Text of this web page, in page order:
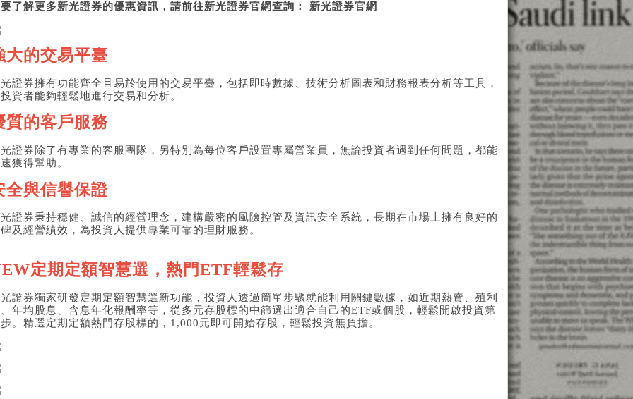
了解更多新光證券的優惠資訊，請前往新光證券官網查詢： 新光證券官網
大的交易平臺
證券擁有功能齊全且易於使用的交易平臺，包括即時數據、技術分析圖表和財務報表分析等工具，
資者能夠輕鬆地進行交易和分析。
質的客戶服務
證券除了有專業的客服團隊，另特別為每位客戶設置專屬營業員，無論投資者遇到任何問題，都能
獲得幫助。
全與信譽保證
證券秉持穩健、誠信的經營理念，建構嚴密的風險控管及資訊安全系統，長期在市場上擁有良好的
及經營績效，為投資人提供專業可靠的理財服務。
定期定額智慧選，熱門ETF輕鬆存
證券獨家研發定期定額智慧選新功能，投資人透過簡單步驟就能利用關鍵數據，如近期熱賣、殖利
年均股息、含息年化報酬率等，從多元存股標的中篩選出適合自己的ETF或個股，輕鬆開啟投資第
。精選定期定額熱門存股標的，1,000元即可開始存股，輕鬆投資無負擔。